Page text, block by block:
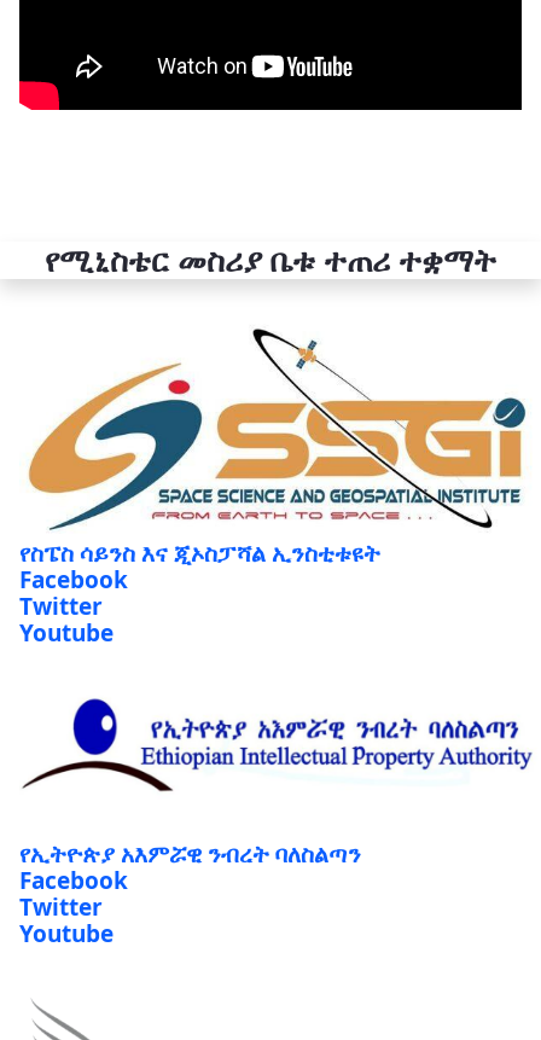
የሚኒስቴር መስሪያ ቤቱ ተጠሪ ተቋማት
የስፔስ ሳይንስ እና ጂኦስፓሻል ኢንስቲቱዩት
Facebook
Twitter
Youtube
የኢትዮጵያ አእምሯዊ ንብረት ባለስልጣን
Facebook
Twitter
Youtube